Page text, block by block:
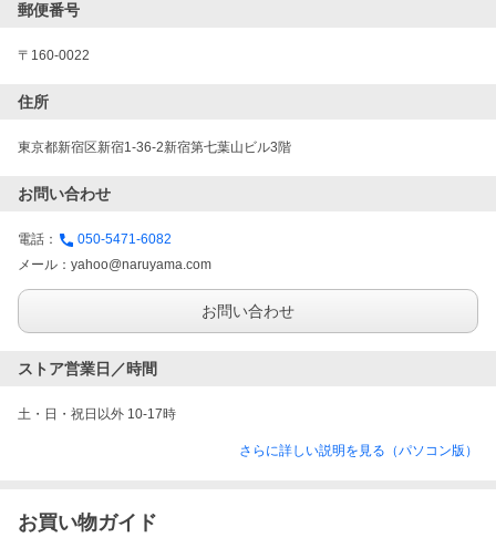
郵便番号
〒160-0022
住所
東京都新宿区新宿1-36-2新宿第七葉山ビル3階
お問い合わせ
電話：
050-5471-6082
メール： yahoo@naruyama.com
お問い合わせ
ストア営業日／時間
土・日・祝日以外 10-17時
さらに詳しい説明を見る（パソコン版）
お買い物ガイド